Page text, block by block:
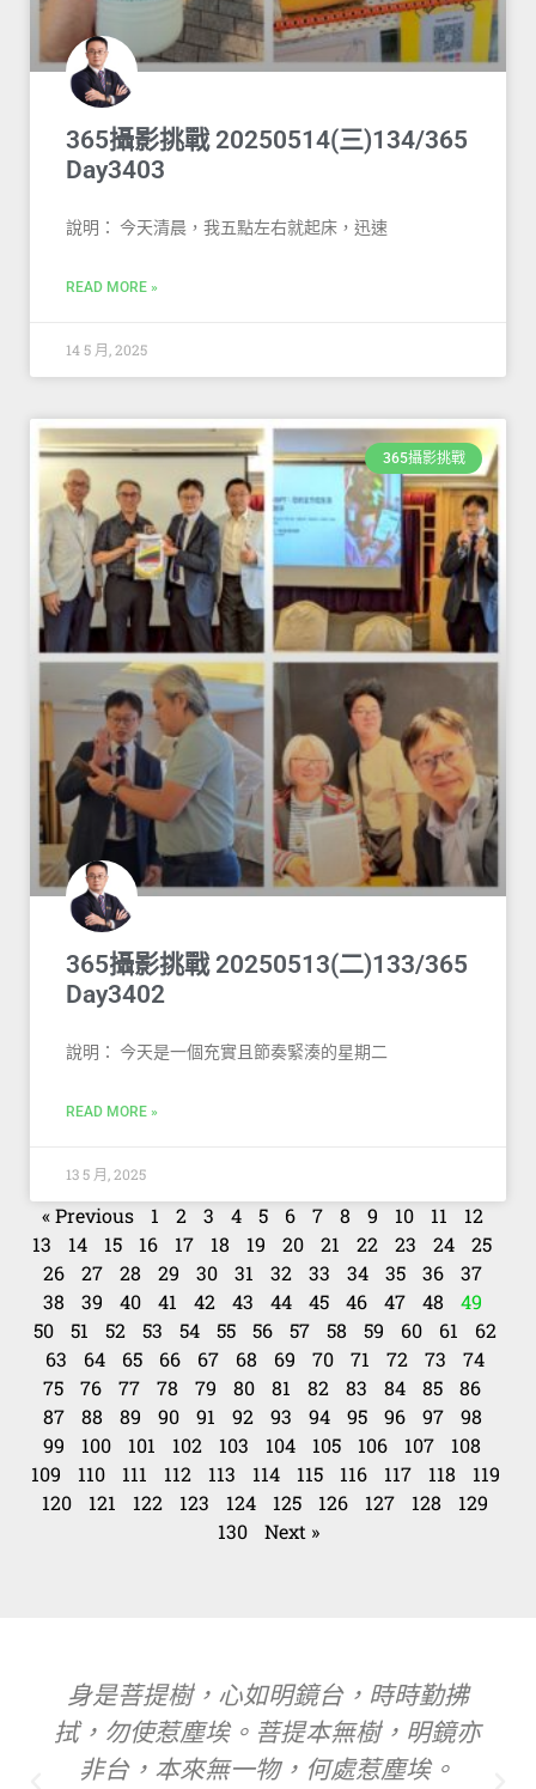
365攝影挑戰 20250514(三)134/365
Day3403
說明： 今天清晨，我五點左右就起床，迅速
READ MORE »
14 5 月, 2025
365攝影挑戰
365攝影挑戰 20250513(二)133/365
Day3402
說明： 今天是一個充實且節奏緊湊的星期二
READ MORE »
13 5 月, 2025
« Previous 1 2 3 4 5 6 7 8 9 10 11
12
13
14 15 16 17 18 19 20 21 22 23 24
25
26
27 28 29 30 31 32 33 34 35 36
37
38
39 40 41 42 43 44 45 46 47 48
49
50
51 52 53 54 55 56 57 58 59 60 61
62
63
64 65 66 67 68 69 70 71 72 73
74
75
76 77 78 79 80 81 82 83 84 85
86
87
88 89 90 91 92 93 94 95 96 97
98
99
100 101 102 103 104 105 106 107
108
109
110 111 112 113 114 115 116 117 118
119
120
121 122 123 124 125 126 127 128
129
130
Next »
身是菩提樹，心如明鏡台，時時勤拂
拭，勿使惹塵埃。菩提本無樹，明鏡亦
非台，本來無一物，何處惹塵埃。